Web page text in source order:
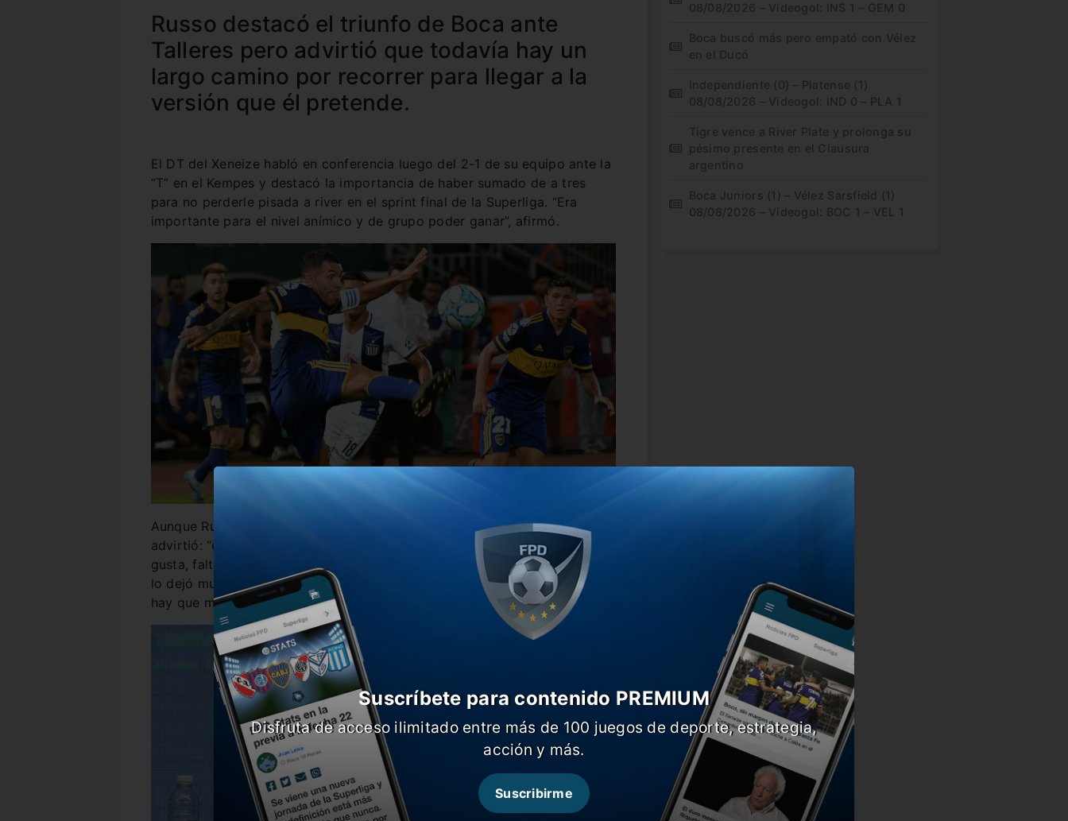
Russo destacó el triunfo de Boca ante
Talleres pero advirtió que todavía hay un
largo camino por recorrer para llegar a la
versión que él pretende.
El DT del Xeneize habló en conferencia luego del 2-1 de su equipo ante la
“T” en el Kempes y destacó la importancia de haber sumado de a tres
para no perderle pisada a river en el sprint final de la Superliga. “Era
importante para el nivel anímico y de grupo poder ganar”, afirmó.
Aunque Russo destacó que “en algunos momentos se vio lo que busco”,
advirtió: “en otros momentos perdemos la pelota muy fácil y eso no me
gusta, falta mucho para lo que yo quiero”. Además, comentó un hecho que
lo dejó muy molesto. “No nos pueden cabecear dos veces en el área. Eso
hay que mejorarlo. Tenemos que aprender de los errores”, remarcó.
08/08/2026 – Videogol: INS 1 – GEM 0
Boca buscó más pero empató con Vélez
en el Ducó
Independiente (0) – Platense (1)
08/08/2026 – Videogol: IND 0 – PLA 1
Tigre vence a River Plate y prolonga su
pésimo presente en el Clausura
argentino
Boca Juniors (1) – Vélez Sarsfield (1)
08/08/2026 – Videogol: BOC 1 – VEL 1
Suscríbete para contenido PREMIUM
Disfruta de acceso ilimitado entre más de 100 juegos de deporte, estrategia,
acción y más.
Suscribirme